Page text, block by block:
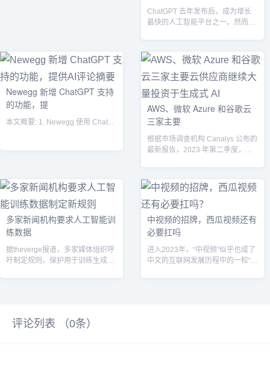
ChatGPT 去年发布后，成为增长
最快的人工智能平台之一。然而，
Newegg 新增 ChatGPT 支持
的功能，提
本文概要: 1. Newegg 使用 Chat...
AWS、微软 Azure 和谷歌云
三家主要
根据市场调查机构 Canalys 公布的
最新报告，2023 年第二季度，全
多家新闻机构要求人工智能训
练数据
据theverge报道，多家媒体组织呼
吁制定规则，保护用于训练生成人
中视频的招牌，西瓜视频还有
必要扛吗
进入2023年，“中视频”似乎也成了
中文的互联网发展历程中的一粒“浮
评论列表 （0条）